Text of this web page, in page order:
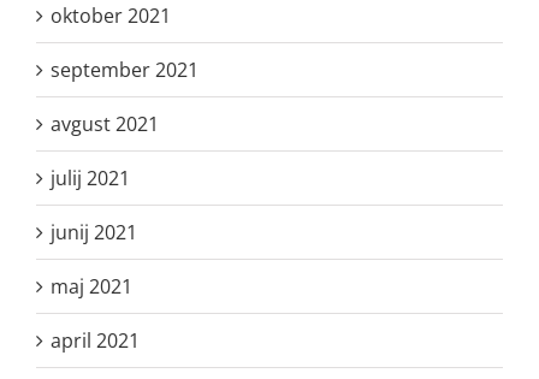
oktober 2021
september 2021
avgust 2021
julij 2021
junij 2021
maj 2021
april 2021